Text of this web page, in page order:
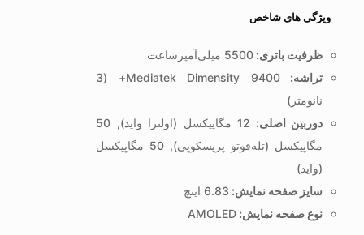
های شاخص
باتری:5500 میلی‌آمپرساعت
Mediatek Dimensity 9400+ (3
اصلی:
12 مگاپیکسل (اولترا واید), 50
مگاپیکسل (تله‌فوتو پریسکوپی), 50 مگاپیکسل
صفحه نمایش:6.83 اینچ
صفحه نمایش:AMOLED